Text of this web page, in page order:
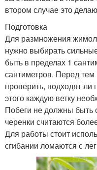
втором случае это
Подготовка
Для размножения
нужно выбирать
быть в пределах 1
сантиметров. Перед тем
проверить, подходят ли
этого каждую ветку
Побеги не должны быть
черенки считаются
Для работы стоит
сгибании ломаются с